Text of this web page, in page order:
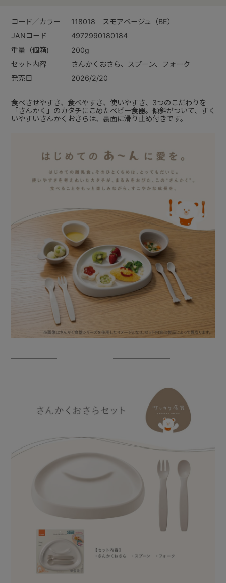
コード／カラー
118018 スモアベージュ（BE）
JANコード
4972990180184
重量（個箱)
200g
セット内容
さんかくおさら、スプーン、フォーク
発売日
2026/2/20
食べさせやすさ、食べやすさ、使いやすさ、3つのこだわりを
「さんかく」のカタチにこめたベビー食器。傾斜がついて、すく
いやすいさんかくおさらは、裏面に滑り止め付きです。